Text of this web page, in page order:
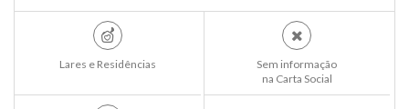
Lares e Residências
Sem informação
na Carta Social